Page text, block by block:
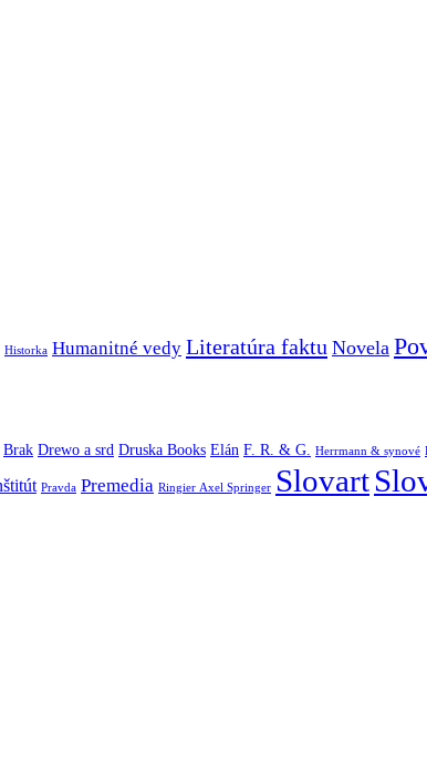
Historka Humanitné vedy Literatúra faktu Novela
Brak Drewo a srd Druska Books Elán F. R. & G. Herrmann & synové
Pravda Premedia Ringier Axel Springer Slovart